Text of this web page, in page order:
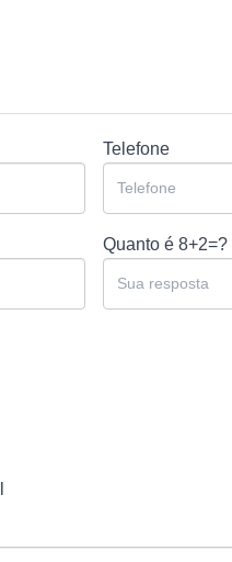
Telefone
Quanto é 8+2=?